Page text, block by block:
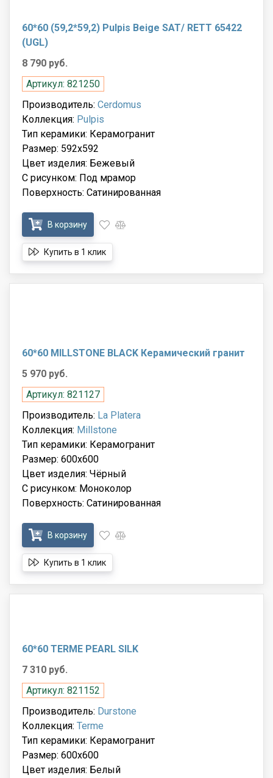
60*60 (59,2*59,2) Pulpis Beige SAT/ RETT 65422
(UGL)
8 790 руб.
Артикул: 821250
Производитель: Cerdomus
Коллекция: Pulpis
Тип керамики: Керамогранит
Размер: 592x592
Цвет изделия: Бежевый
С рисунком: Под мрамор
Поверхность: Сатинированная
В корзину
Купить в 1 клик
60*60 MILLSTONE BLACK Керамический гранит
5 970 руб.
Артикул: 821127
Производитель: La Platera
Коллекция: Millstone
Тип керамики: Керамогранит
Размер: 600x600
Цвет изделия: Чёрный
С рисунком: Моноколор
Поверхность: Сатинированная
В корзину
Купить в 1 клик
60*60 TERME PEARL SILK
7 310 руб.
Артикул: 821152
Производитель: Durstone
Коллекция: Terme
Тип керамики: Керамогранит
Размер: 600x600
Цвет изделия: Белый